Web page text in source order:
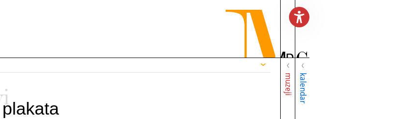
muzeji kalendar